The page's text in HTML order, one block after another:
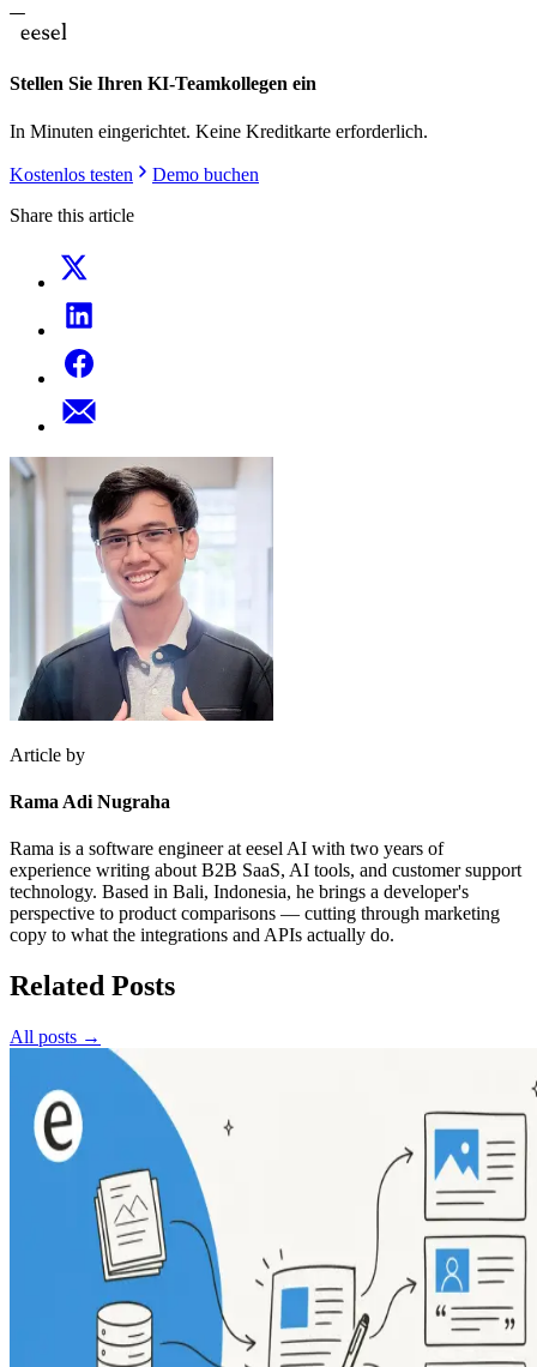
Stellen Sie Ihren KI-Teamkollegen ein
In Minuten eingerichtet. Keine Kreditkarte erforderlich.
Kostenlos testen
Demo buchen
Share this article
Article by
Rama Adi Nugraha
Rama is a software engineer at eesel AI with two years of
experience writing about B2B SaaS, AI tools, and customer support
technology. Based in Bali, Indonesia, he brings a developer's
perspective to product comparisons — cutting through marketing
copy to what the integrations and APIs actually do.
Related Posts
All posts →